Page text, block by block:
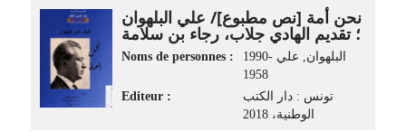
نحن أمة [نص مطبوع]/ علي البلهوان
؛ تقديم الهادي جلاب، رجاء بن سلامة
Noms de personnes :
البلهوان, علي‏ 1990-
1958
Editeur :
تونس : دار الكتب
الوطنية، 2018